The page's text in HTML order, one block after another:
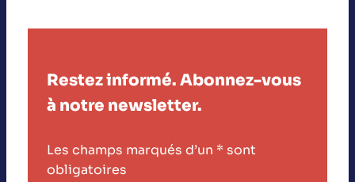
Restez informé. Abonnez-vous
à notre newsletter.
Les champs marqués d’un * sont
obligatoires